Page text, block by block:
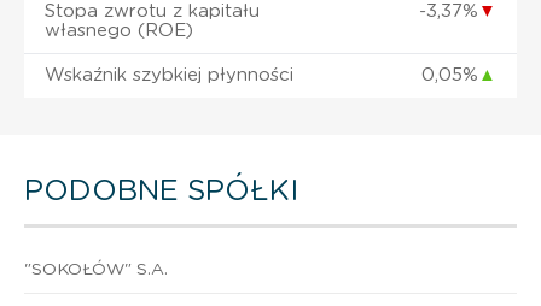
Stopa zwrotu z kapitału
własnego (ROE)
-3,37% ▼
Wskaźnik szybkiej płynności 0,05% ▲
PODOBNE SPÓŁKI
"SOKOŁÓW" S.A.